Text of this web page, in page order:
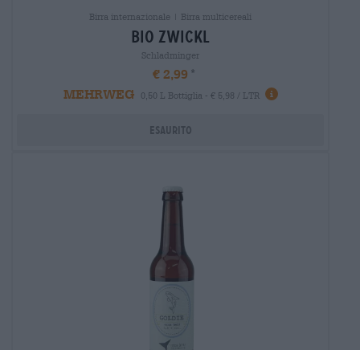
Birra internazionale | Birra multicereali
bio zwickl
Schladminger
€ 2,99
MEHRWEG
0,50 L Bottiglia - € 5,98 / LTR
Esaurito